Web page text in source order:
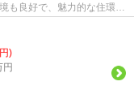
も良好で、魅力的な住環境
)
円